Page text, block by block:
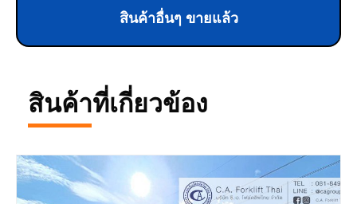
สินค้าอื่นๆ ขายแล้ว
สินค้าที่เกี่ยวข้อง